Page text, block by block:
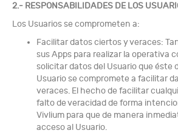
2.- RESPONSABILIDADES DE LOS
Los Usuarios se comprometen a:
Facilitar datos ciertos y veraces:
sus Apps para realizar la operativa
solicitar datos del Usuario que éste
Usuario se compromete a facilitar
veraces. El hecho de facilitar
falto de veracidad de forma
Vivlium para que de manera
acceso al Usuario.